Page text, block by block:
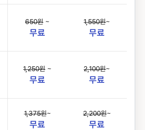
650원~
무료
1,550원~
무료
1,250원~
무료
2,100원~
무료
1,375원~
무료
2,200원~
무료